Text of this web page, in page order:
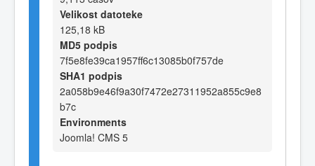
Velikost datoteke
125,18 kB
MD5 podpis
7f5e8fe39ca1957ff6c13085b0f757de
SHA1 podpis
2a058b9e46f9a30f7472e27311952a855c9e8
b7c
Environments
Joomla! CMS 5